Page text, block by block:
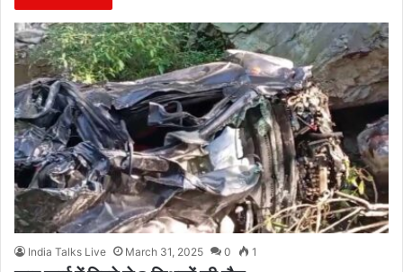
India Talks Live March 31, 2025 0 1